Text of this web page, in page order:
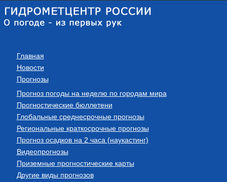
Главная
Новости
Прогнозы
Прогноз погоды на неделю по городам мира
Прогностические бюллетени
Глобальные среднесрочные прогнозы
Региональные краткосрочные прогнозы
Прогноз осадков на 2 часа (наукастинг)
Видеопрогнозы
Приземные прогностические карты
Другие виды прогнозов